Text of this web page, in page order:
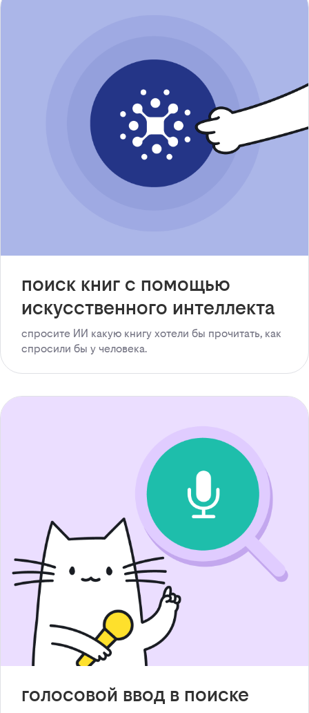
поиск книг с помощью
искусственного интеллекта
спросите ИИ какую книгу хотели бы прочитать, как
спросили бы у человека.
голосовой ввод в поиске